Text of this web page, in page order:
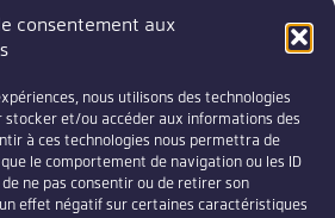
consentement aux
nous utilisons des technologies
stocker et/ou accéder aux informations des
à ces technologies nous permettra de
le comportement de navigation ou les ID
ne pas consentir ou de retirer son
effet négatif sur certaines caractéristiques